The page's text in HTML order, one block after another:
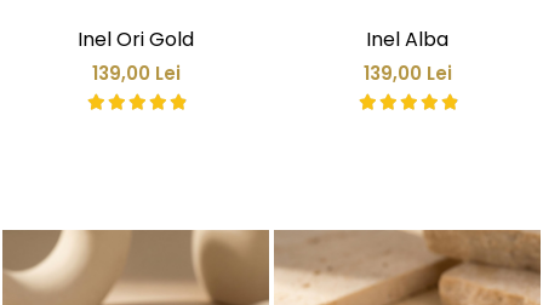
Inel Ori Gold
139,00 Lei
Inel Alba
139,00 Lei